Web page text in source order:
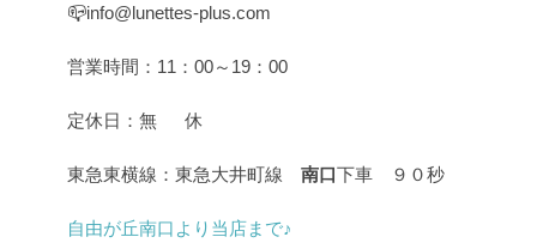
📪info@lunettes-plus.com
営業時間：11：00～19：00
定休日：無 休
東急東横線：東急大井町線 南口下車 ９０秒
自由が丘南口より当店まで♪